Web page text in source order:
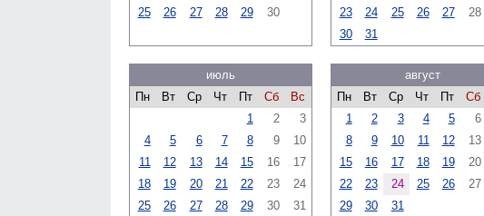
25
26 27 28 29 30
23
24 25 26 27 28
30
31
июль
Пн
Вт Ср Чт Пт Сб
Вс
1
2
3
4
5 6 7 8 9
10
11
12 13 14 15 16
17
18
19 20 21 22 23
24
25
26 27 28 29 30 31
август
Пн
Вт Ср Чт Пт Сб
1
2 3 4 5 6
8
9 10 11 12 13
15
16 17 18 19 20
22
23 24 25 26 27
29
30 31